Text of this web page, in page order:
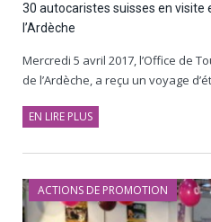
30 autocaristes suisses en visite
l’Ardèche
Mercredi 5 avril 2017, l’Office de
de l’Ardèche, a reçu un voyage
EN LIRE PLUS
ACTIONS DE PROMOTION